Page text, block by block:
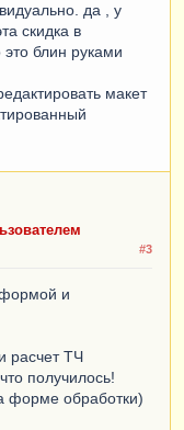
да , у
скидка в
блин руками
макет
#3
и
расчет ТЧ
получилось!
форме обработки)